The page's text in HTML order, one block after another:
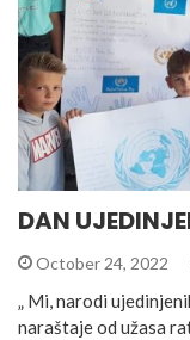
DAN
October 24, 2022
„ Mi, narodi
naraštaje od užasa